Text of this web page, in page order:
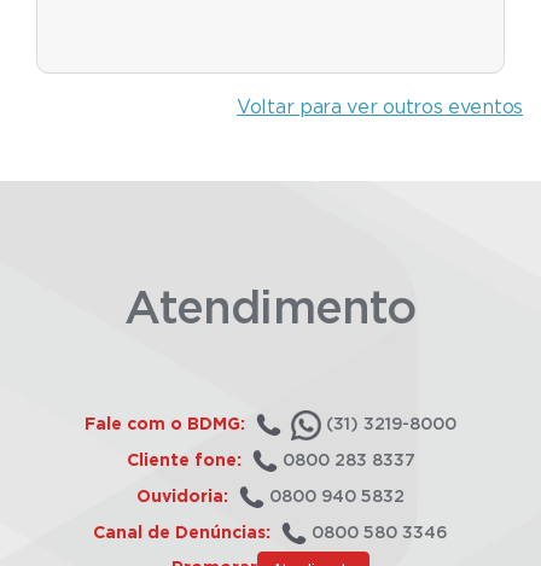
Voltar para ver outros eventos
Atendimento
Fale com o BDMG: (31) 3219-8000
Cliente fone: 0800 283 8337
Ouvidoria: 0800 940 5832
Canal de Denúncias: 0800 580 3346